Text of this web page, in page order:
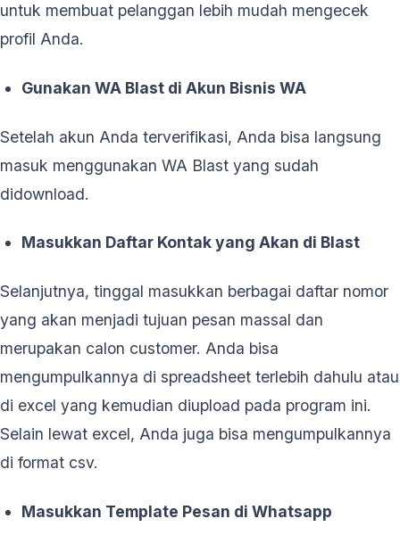
untuk membuat pelanggan lebih mudah mengecek
profil Anda.
Gunakan WA Blast di Akun Bisnis WA
Setelah akun Anda terverifikasi, Anda bisa langsung
masuk menggunakan WA Blast yang sudah
didownload.
Masukkan Daftar Kontak yang Akan di Blast
Selanjutnya, tinggal masukkan berbagai daftar nomor
yang akan menjadi tujuan pesan massal dan
merupakan calon customer. Anda bisa
mengumpulkannya di spreadsheet terlebih dahulu atau
di excel yang kemudian diupload pada program ini.
Selain lewat excel, Anda juga bisa mengumpulkannya
di format csv.
Masukkan Template Pesan di Whatsapp